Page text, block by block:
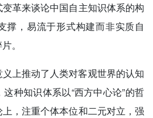
革来谈论中国自主知识体系的构
撑，易流于形式构建而非实质自
。
上推动了人类对客观世界的认知
种知识体系以“西方中心论”的哲
，注重个体本位和二元对立，强